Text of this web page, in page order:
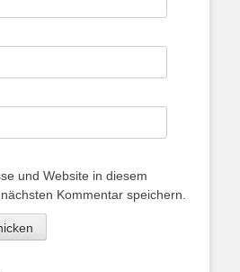
und Website in diesem
Kommentar speichern.